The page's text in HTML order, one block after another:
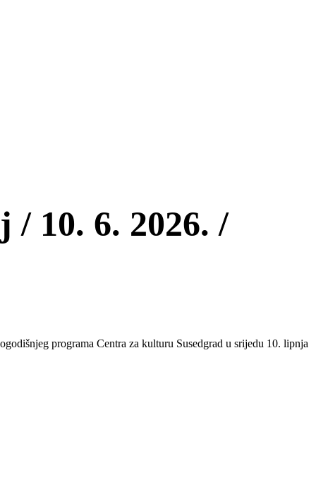
10. 6. 2026. /
programa Centra za kulturu Susedgrad u srijedu 10. lipnja